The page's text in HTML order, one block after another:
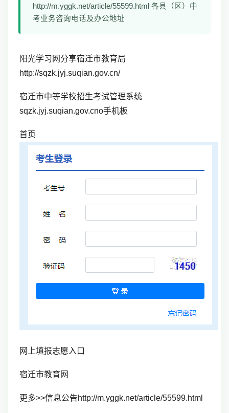
http://m.yggk.net/article/55599.html 各县（区）中
考业务咨询电话及办公地址
阳光学习网分享宿迁市教育局
http://sqzk.jyj.suqian.gov.cn/
宿迁市中等学校招生考试管理系统
sqzk.jyj.suqian.gov.cno手机板
首页
网上填报志愿入口
宿迁市教育网
更多>>信息公告http://m.yggk.net/article/55599.html